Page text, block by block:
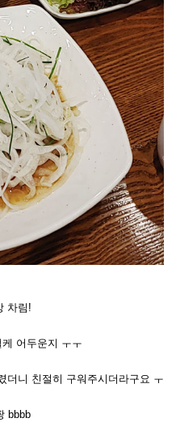
차림!
어두운지 ㅜㅜ
더니 친절히 구워주시더라구요 ㅜ
bbbb